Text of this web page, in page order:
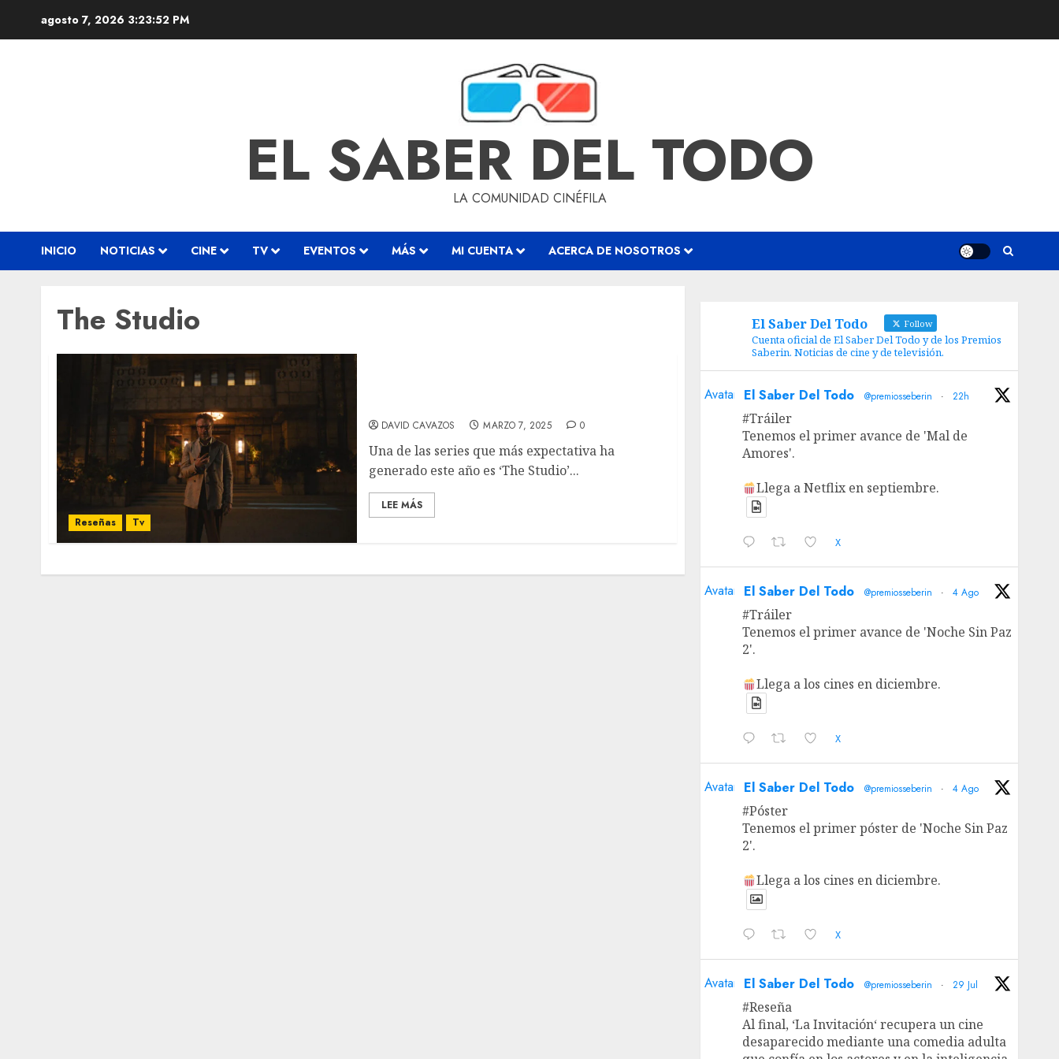
agosto 7, 2026 3:23:52 PM
EL SABER DEL TODO
LA COMUNIDAD CINÉFILA
INICIO NOTICIAS CINE TV EVENTOS MÁS MI CUENTA ACERCA DE NOSOTROS
The Studio
Reseñas Tv
DAVID CAVAZOS MARZO 7, 2025 0
Una de las series que más expectativa ha
generado este año es ‘The Studio’...
LEE MÁS
El Saber Del Todo Follow
Cuenta oficial de El Saber Del Todo y de los Premios
Saberin. Noticias de cine y de televisión.
Avatar El Saber Del Todo @premiosseberin · 22h
#Tráiler
Tenemos el primer avance de 'Mal de
Amores'.
Llega a Netflix en septiembre.
X
Avatar El Saber Del Todo @premiosseberin · 4 Ago
#Tráiler
Tenemos el primer avance de 'Noche Sin Paz
2'.
Llega a los cines en diciembre.
X
Avatar El Saber Del Todo @premiosseberin · 4 Ago
#Póster
Tenemos el primer póster de 'Noche Sin Paz
2'.
Llega a los cines en diciembre.
X
Avatar El Saber Del Todo @premiosseberin · 29 Jul
#Reseña
Al final, ‘La Invitación‘ recupera un cine
desaparecido mediante una comedia adulta